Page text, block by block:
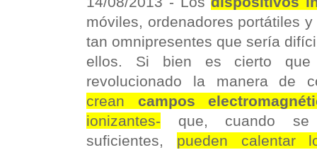
móviles, ordenadores portátiles
tan omnipresentes que sería
ellos. Si bien es cierto que
revolucionado la manera de
crean campos
ionizantes- que, cuando se
suficientes, pueden calentar